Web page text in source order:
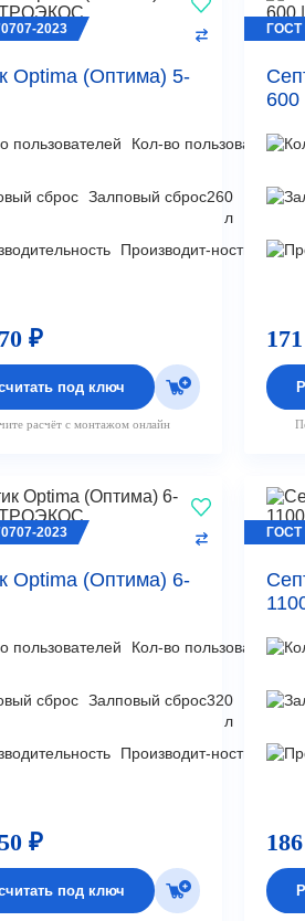
Optima (Оптима) 5-
Кол-во пользователей
Залповый сброс260
л
Производит-ность
0,9
2023
₽
под ключ
расчёт с монтажом онлайн
600
ГОСТ
Optima (Оптима) 6-
Кол-во пользователей
Залповый сброс320
л
Производит-ность
1,1
2023
₽
под ключ
ГОСТ